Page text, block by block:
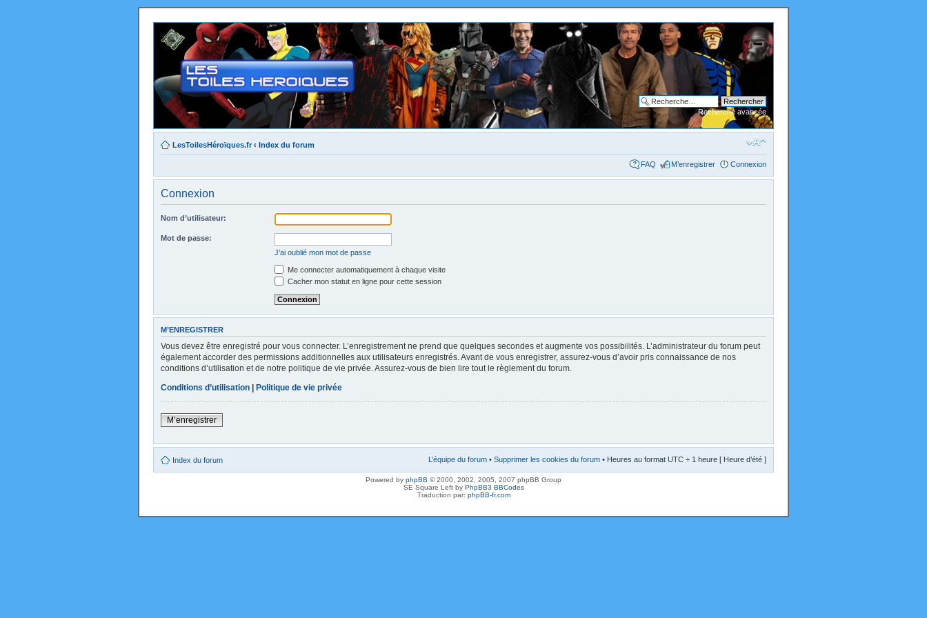
Recherche avancée
LesToilesHéroïques.fr ‹ Index du forum
FAQ M’enregistrer Connexion
Connexion
Nom d’utilisateur:
Mot de passe:
J’ai oublié mon mot de passe
Me connecter automatiquement à chaque visite
Cacher mon statut en ligne pour cette session
M’ENREGISTRER
Vous devez être enregistré pour vous connecter. L’enregistrement ne prend que quelques secondes et augmente vos possibilités. L’administrateur du forum peut
également accorder des permissions additionnelles aux utilisateurs enregistrés. Avant de vous enregistrer, assurez-vous d’avoir pris connaissance de nos
conditions d’utilisation et de notre politique de vie privée. Assurez-vous de bien lire tout le règlement du forum.
Conditions d’utilisation | Politique de vie privée
M’enregistrer
Index du forum L’équipe du forum • Supprimer les cookies du forum • Heures au format UTC + 1 heure [ Heure d’été ]
Powered by phpBB © 2000, 2002, 2005, 2007 phpBB Group
SE Square Left by PhpBB3 BBCodes
Traduction par: phpBB-fr.com